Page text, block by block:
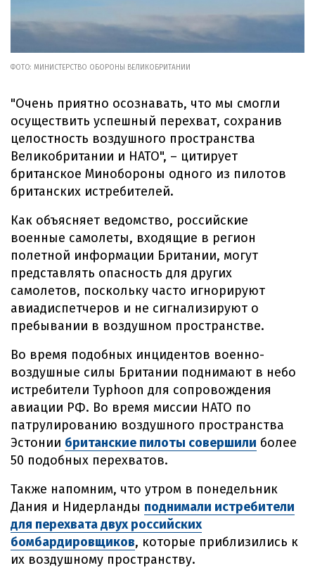
ФОТО: МИНИСТЕРСТВО ОБОРОНЫ ВЕЛИКОБРИТАНИИ
"Очень приятно осознавать, что мы смогли
осуществить успешный перехват, сохранив
целостность воздушного пространства
Великобритании и НАТО", – цитирует
британское Минобороны одного из пилотов
британских истребителей.
Как объясняет ведомство, российские
военные самолеты, входящие в регион
полетной информации Британии, могут
представлять опасность для других
самолетов, поскольку часто игнорируют
авиадиспетчеров и не сигнализируют о
пребывании в воздушном пространстве.
Во время подобных инцидентов военно-
воздушные силы Британии поднимают в небо
истребители Typhoon для сопровождения
авиации РФ. Во время миссии НАТО по
патрулированию воздушного пространства
Эстонии британские пилоты совершили более
50 подобных перехватов.
Также напомним, что утром в понедельник
Дания и Нидерланды поднимали истребители
для перехвата двух российских
бомбардировщиков, которые приблизились к
их воздушному пространству.